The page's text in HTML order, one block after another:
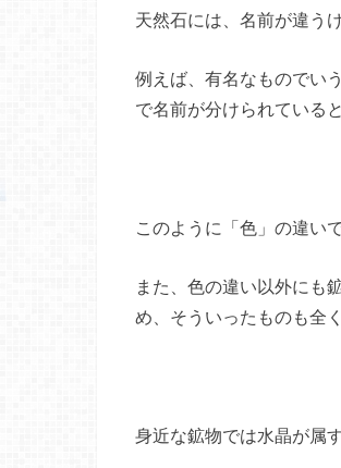
天然石には、名前が違う
例えば、有名なものでい
で名前が分けられている
このように「色」の違い
また、色の違い以外にも
め、そういったものも全
身近な鉱物では水晶が属